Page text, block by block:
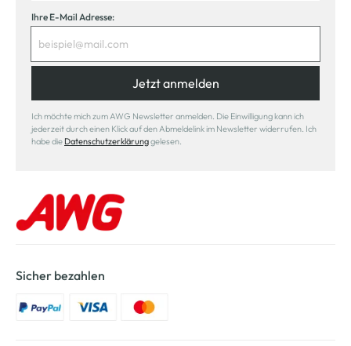
Ihre E-Mail Adresse:
Jetzt anmelden
Ich möchte mich zum AWG Newsletter anmelden. Die Einwilligung kann ich
jederzeit durch einen Klick auf den Abmeldelink im Newsletter widerrufen. Ich
habe die Datenschutzerklärunggelesen.
Sicher bezahlen